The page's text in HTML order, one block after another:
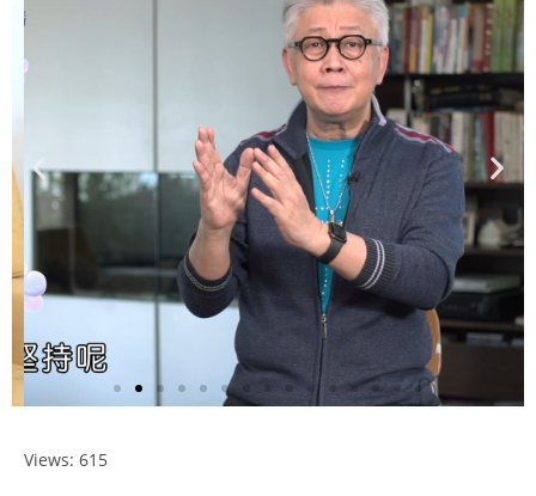
Views: 615